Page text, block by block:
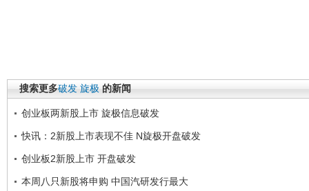
搜索更多破发 旋极 的新闻
创业板两新股上市 旋极信息破发
快讯：2新股上市表现不佳 N旋极开盘破发
创业板2新股上市 开盘破发
本周八只新股将申购 中国汽研发行最大